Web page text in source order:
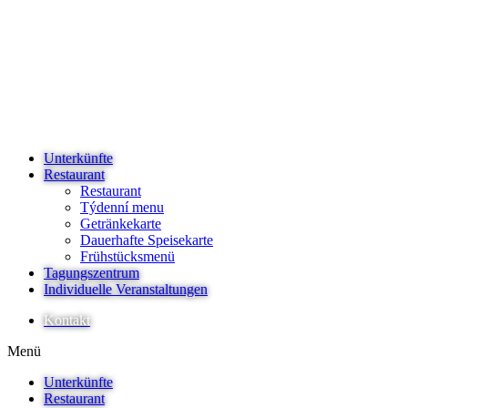
Unterkünfte
Restaurant
Restaurant
Týdenní menu
Getränkekarte
Dauerhafte Speisekarte
Frühstücksmenü
Tagungszentrum
Individuelle Veranstaltungen
Kontakt
Menü
Unterkünfte
Restaurant